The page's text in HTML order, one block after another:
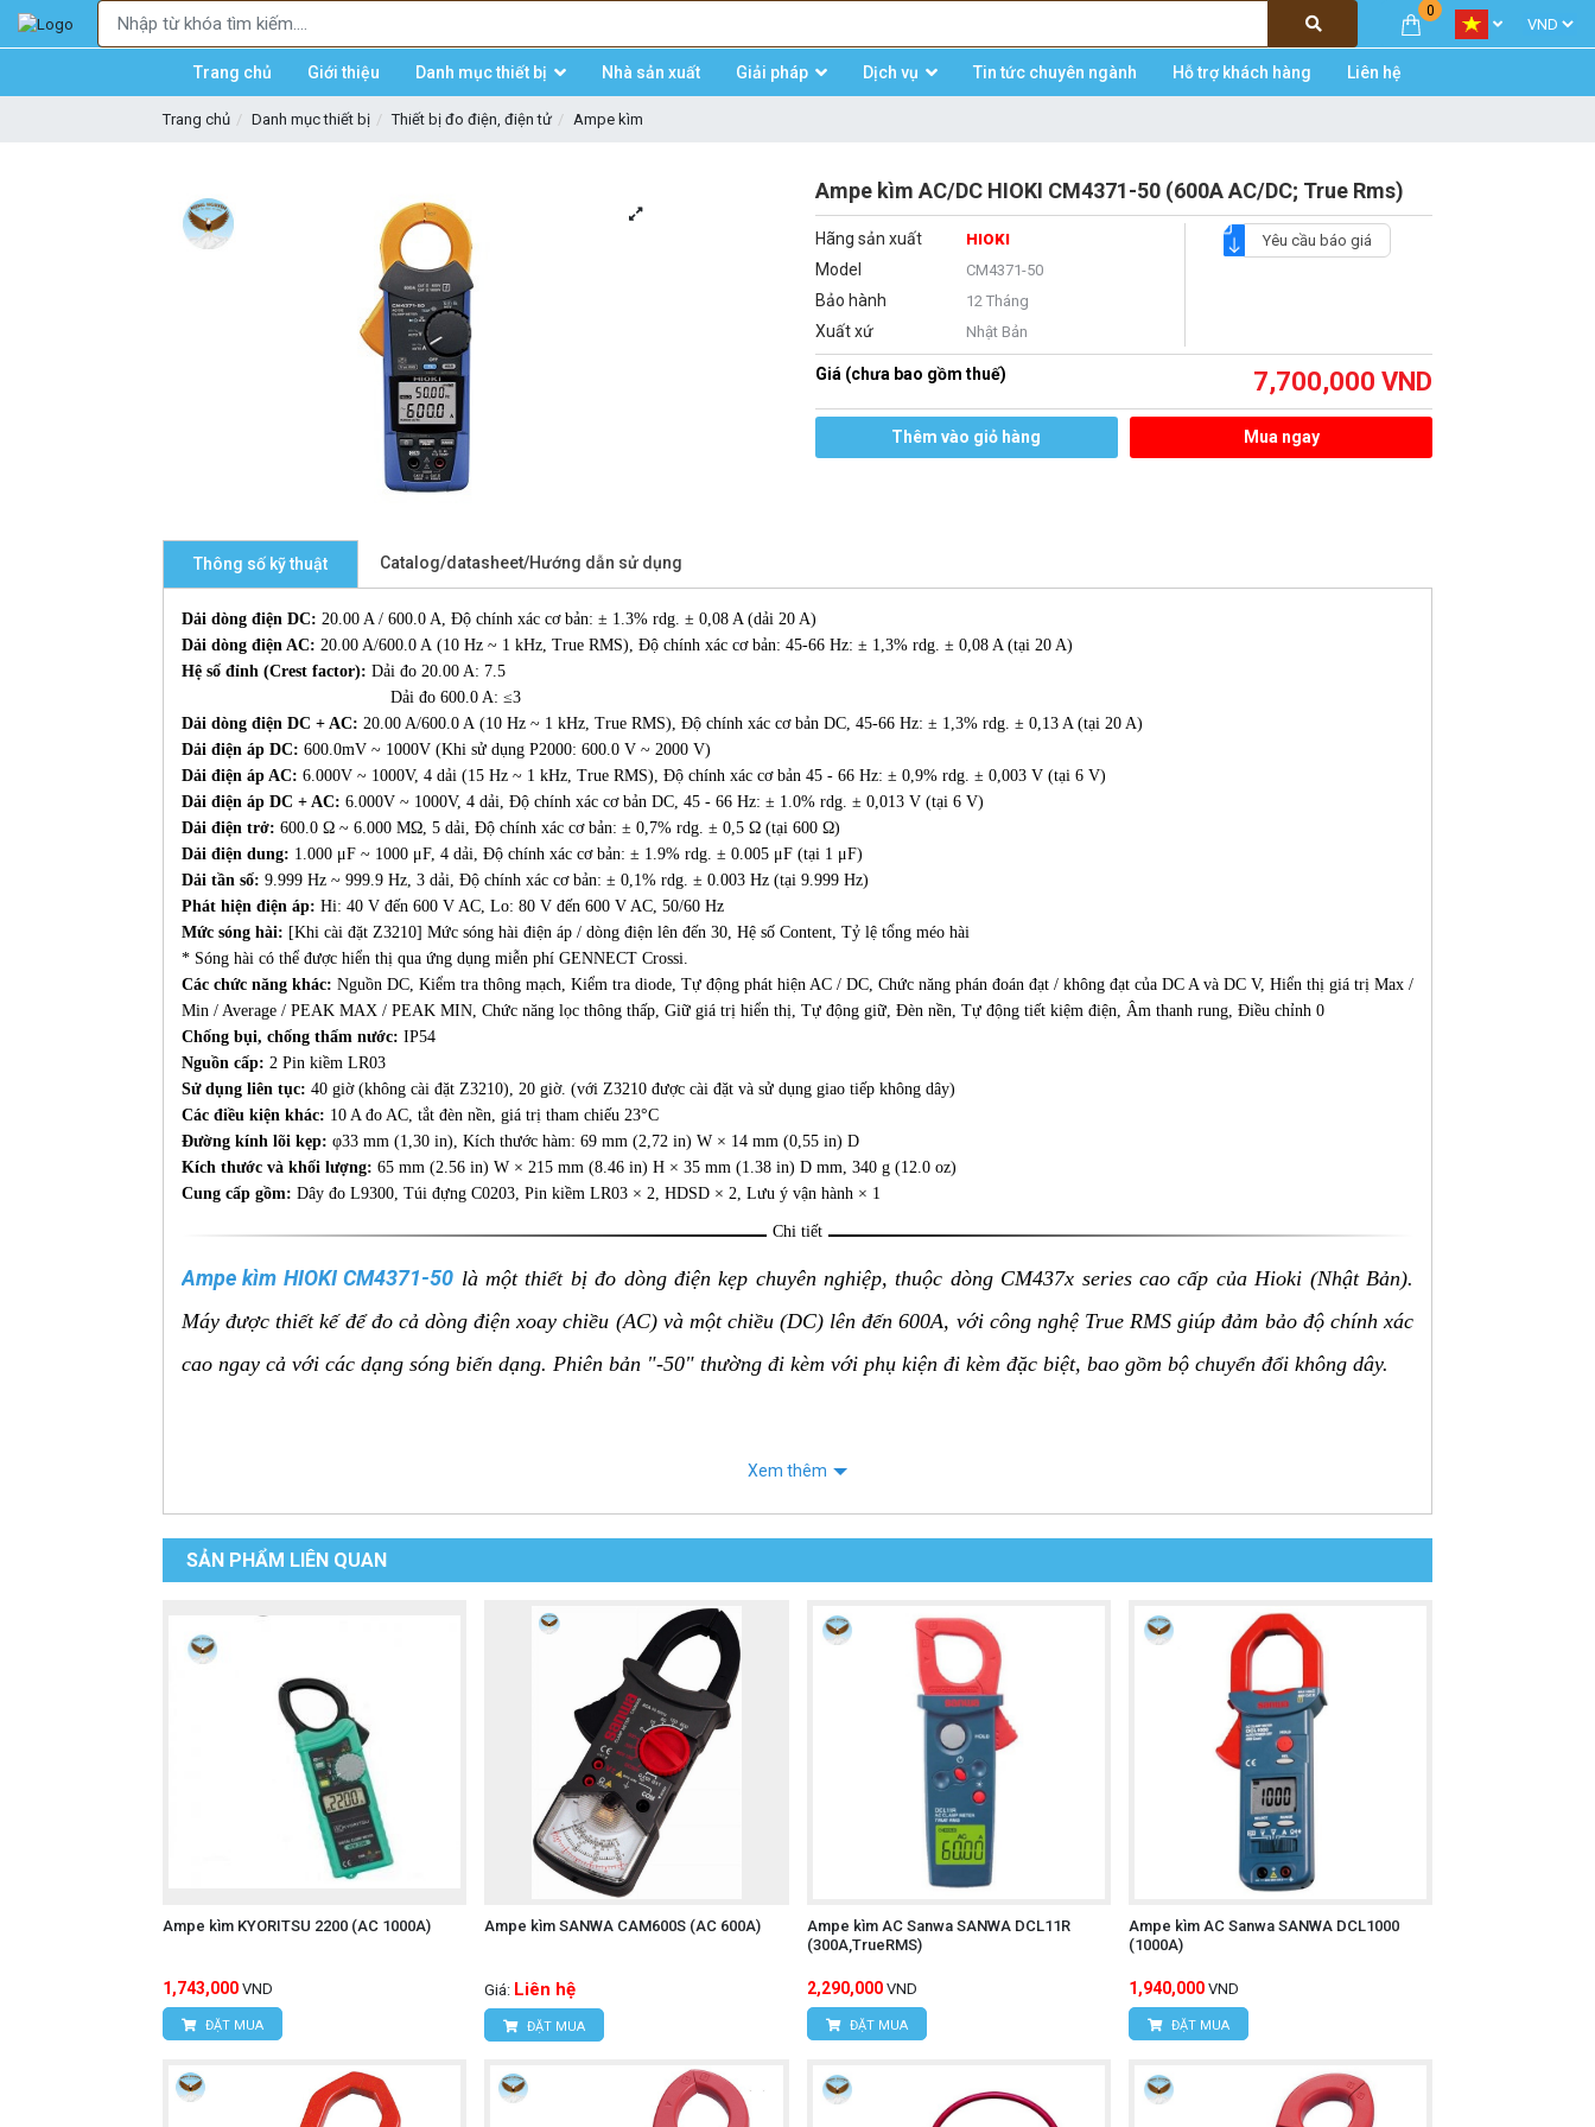
0
Trang chủ Giới thiệu Danh mục thiết bị Nhà sản xuất Giải pháp Dịch vụ Tin tức chuyên ngành Hỗ trợ khách hàng Liên hệ
Trang chủ Danh mục thiết bị Thiết bị đo điện, điện tử Ampe kìm
Ampe kìm AC/DC HIOKI CM4371-50 (600A AC/DC; True Rms)
Hãng sản xuất HIOKI
Model CM4371-50
Bảo hành 12 Tháng
Xuất xứ Nhật Bản
Yêu cầu báo giá
Giá (chưa bao gồm thuế) 7,700,000 VND
Thêm vào giỏ hàng Mua ngay
Thông số kỹ thuật Catalog/datasheet/Hướng dẫn sử dụng
Dải dòng điện DC: 20.00 A / 600.0 A, Độ chính xác cơ bản: ± 1.3% rdg. ± 0,08 A (dải 20 A)
Dải dòng điện AC: 20.00 A/600.0 A (10 Hz ~ 1 kHz, True RMS), Độ chính xác cơ bản: 45-66 Hz: ± 1,3% rdg. ± 0,08 A (tại 20 A)
Hệ số đỉnh (Crest factor): Dải đo 20.00 A: 7.5
Dải đo 600.0 A: ≤3
Dải dòng điện DC + AC: 20.00 A/600.0 A (10 Hz ~ 1 kHz, True RMS), Độ chính xác cơ bản DC, 45-66 Hz: ± 1,3% rdg. ± 0,13 A (tại 20 A)
Dải điện áp DC: 600.0mV ~ 1000V (Khi sử dụng P2000: 600.0 V ~ 2000 V)
Dải điện áp AC: 6.000V ~ 1000V, 4 dải (15 Hz ~ 1 kHz, True RMS), Độ chính xác cơ bản 45 - 66 Hz: ± 0,9% rdg. ± 0,003 V (tại 6 V)
Dải điện áp DC + AC: 6.000V ~ 1000V, 4 dải, Độ chính xác cơ bản DC, 45 - 66 Hz: ± 1.0% rdg. ± 0,013 V (tại 6 V)
Dải điện trở: 600.0 Ω ~ 6.000 MΩ, 5 dải, Độ chính xác cơ bản: ± 0,7% rdg. ± 0,5 Ω (tại 600 Ω)
Dải điện dung: 1.000 μF ~ 1000 μF, 4 dải, Độ chính xác cơ bản: ± 1.9% rdg. ± 0.005 μF (tại 1 μF)
Dải tần số: 9.999 Hz ~ 999.9 Hz, 3 dải, Độ chính xác cơ bản: ± 0,1% rdg. ± 0.003 Hz (tại 9.999 Hz)
Phát hiện điện áp: Hi: 40 V đến 600 V AC, Lo: 80 V đến 600 V AC, 50/60 Hz
Mức sóng hài: [Khi cài đặt Z3210] Mức sóng hài điện áp / dòng điện lên đến 30, Hệ số Content, Tỷ lệ tổng méo hài
* Sóng hài có thể được hiển thị qua ứng dụng miễn phí GENNECT Crossi.
Các chức năng khác: Nguồn DC, Kiểm tra thông mạch, Kiểm tra diode, Tự động phát hiện AC / DC, Chức năng phán đoán đạt / không đạt của DC A và DC V, Hiển thị giá trị Max /
Min / Average / PEAK MAX / PEAK MIN, Chức năng lọc thông thấp, Giữ giá trị hiển thị, Tự động giữ, Đèn nền, Tự động tiết kiệm điện, Âm thanh rung, Điều chỉnh 0
Chống bụi, chống thấm nước: IP54
Nguồn cấp: 2 Pin kiềm LR03
Sử dụng liên tục: 40 giờ (không cài đặt Z3210), 20 giờ. (với Z3210 được cài đặt và sử dụng giao tiếp không dây)
Các điều kiện khác: 10 A đo AC, tắt đèn nền, giá trị tham chiếu 23°C
Đường kính lõi kẹp: φ33 mm (1,30 in), Kích thước hàm: 69 mm (2,72 in) W × 14 mm (0,55 in) D
Kích thước và khối lượng: 65 mm (2.56 in) W × 215 mm (8.46 in) H × 35 mm (1.38 in) D mm, 340 g (12.0 oz)
Cung cấp gồm: Dây đo L9300, Túi đựng C0203, Pin kiềm LR03 × 2, HDSD × 2, Lưu ý vận hành × 1
Chi tiết
Ampe kìm HIOKI CM4371-50 là một thiết bị đo dòng điện kẹp chuyên nghiệp, thuộc dòng CM437x series cao cấp của Hioki (Nhật Bản).
Máy được thiết kế để đo cả dòng điện xoay chiều (AC) và một chiều (DC) lên đến 600A, với công nghệ True RMS giúp đảm bảo độ chính xác
cao ngay cả với các dạng sóng biến dạng. Phiên bản "-50" thường đi kèm với phụ kiện đi kèm đặc biệt, bao gồm bộ chuyển đổi không dây.
Đo dòng AC/DC 600A (True RMS): Khả năng đo chính xác dòng điện AC và DC lên đến 600A. Công nghệ True RMS giúp đo lường đáng
tin cậy ngay cả với các dạng sóng phức tạp hoặc bị méo.
Đo điện áp AC/DC cao:
Đo điện áp AC lên đến 1000V (True RMS).
Đo điện áp DC lên đến 1000V. Đặc biệt, khi sử dụng với que đo cao áp DC P2000 tùy chọn, CM4371-50 có thể đo điện áp DC lên đến
2000V, rất phù hợp cho việc kiểm tra điện áp hở mạch của các tấm pin năng lượng mặt trời.
Chức năng đa dạng:
Điện trở: Dải đo từ 600.0 Ω đến 6.000 MΩ.
Tần số: Dải đo từ 9.999 Hz đến 999.9 Hz.
Đo dòng khởi động (Inrush Current): Đo đồng thời giá trị RMS và giá trị đỉnh của dòng khởi động, hữu ích cho việc kiểm tra động cơ
Xem thêm
SẢN PHẨM LIÊN QUAN
Ampe kìm KYORITSU 2200 (AC 1000A)
1,743,000 VND
ĐẶT MUA
Ampe kìm SANWA CAM600S (AC 600A)
Giá: Liên hệ
ĐẶT MUA
Ampe kìm AC Sanwa SANWA DCL11R
(300A,TrueRMS)
2,290,000 VND
ĐẶT MUA
Ampe kìm AC Sanwa SANWA DCL1000
(1000A)
1,940,000 VND
ĐẶT MUA